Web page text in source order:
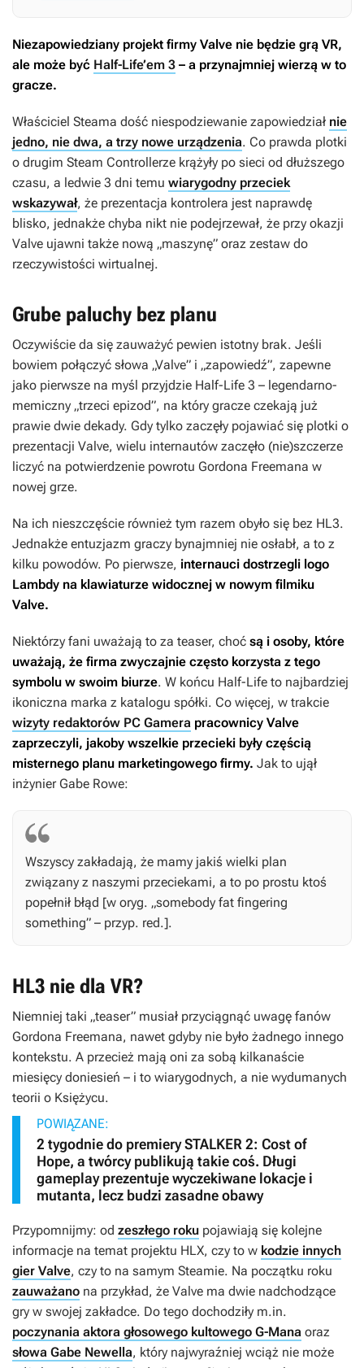
Niezapowiedziany projekt firmy Valve nie będzie grą VR,
ale może być Half-Life’em 3 – a przynajmniej wierzą w to
gracze.
Właściciel Steama dość niespodziewanie zapowiedział nie
jedno, nie dwa, a trzy nowe urządzenia. Co prawda plotki
o drugim Steam Controllerze krążyły po sieci od dłuższego
czasu, a ledwie 3 dni temu wiarygodny przeciek
wskazywał, że prezentacja kontrolera jest naprawdę
blisko, jednakże chyba nikt nie podejrzewał, że przy okazji
Valve ujawni także nową „maszynę” oraz zestaw do
rzeczywistości wirtualnej.
Grube paluchy bez planu
Oczywiście da się zauważyć pewien istotny brak. Jeśli
bowiem połączyć słowa „Valve” i „zapowiedź”, zapewne
jako pierwsze na myśl przyjdzie Half-Life 3 – legendarno-
memiczny „trzeci epizod”, na który gracze czekają już
prawie dwie dekady. Gdy tylko zaczęły pojawiać się plotki o
prezentacji Valve, wielu internautów zaczęło (nie)szczerze
liczyć na potwierdzenie powrotu Gordona Freemana w
nowej grze.
Na ich nieszczęście również tym razem obyło się bez HL3.
Jednakże entuzjazm graczy bynajmniej nie osłabł, a to z
kilku powodów. Po pierwsze, internauci dostrzegli logo
Lambdy na klawiaturze widocznej w nowym filmiku
Valve.
Niektórzy fani uważają to za teaser, choć są i osoby, które
uważają, że firma zwyczajnie często korzysta z tego
symbolu w swoim biurze. W końcu Half-Life to najbardziej
ikoniczna marka z katalogu spółki. Co więcej, w trakcie
wizyty redaktorów PC Gamera pracownicy Valve
zaprzeczyli, jakoby wszelkie przecieki były częścią
misternego planu marketingowego firmy. Jak to ujął
inżynier Gabe Rowe:
Wszyscy zakładają, że mamy jakiś wielki plan
związany z naszymi przeciekami, a to po prostu ktoś
popełnił błąd [w oryg. „somebody fat fingering
something” – przyp. red.].
HL3 nie dla VR?
Niemniej taki „teaser” musiał przyciągnąć uwagę fanów
Gordona Freemana, nawet gdyby nie było żadnego innego
kontekstu. A przecież mają oni za sobą kilkanaście
miesięcy doniesień – i to wiarygodnych, a nie wydumanych
teorii o Księżycu.
POWIĄZANE:
2 tygodnie do premiery STALKER 2: Cost of
Hope, a twórcy publikują takie coś. Długi
gameplay prezentuje wyczekiwane lokacje i
mutanta, lecz budzi zasadne obawy
Przypomnijmy: od zeszłego roku pojawiają się kolejne
informacje na temat projektu HLX, czy to w kodzie innych
gier Valve, czy to na samym Steamie. Na początku roku
zauważano na przykład, że Valve ma dwie nadchodzące
gry w swojej zakładce. Do tego dochodziły m.in.
poczynania aktora głosowego kultowego G-Mana oraz
słowa Gabe Newella, który najwyraźniej wciąż nie może